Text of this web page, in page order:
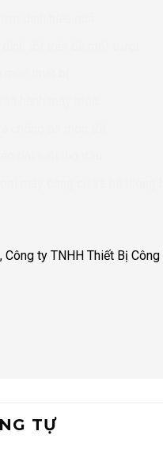
Công ty TNHH Thiết Bị
TỰ